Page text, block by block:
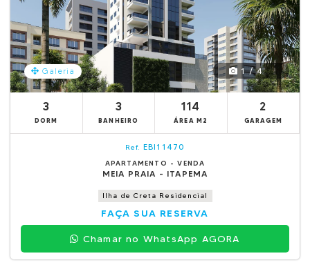
Galeria 1 / 4
3
DORM
3
BANHEIRO
114
ÁREA M2
2
GARAGEM
Ref. EBI11470
APARTAMENTO - VENDA
MEIA PRAIA - ITAPEMA
Ilha de Creta Residencial
FAÇA SUA RESERVA
Chamar no WhatsApp AGORA